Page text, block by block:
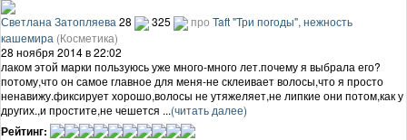
Светлана Затопляева 28 325 про Taft "Три погоды", нежность
кашемира (Косметика)
28 ноября 2014 в 22:02
лаком этой марки пользуюсь уже много-много лет.почему я выбрала его?
потому,что он самое главное для меня-не склеивает волосы,что я просто
ненавижу.фиксирует хорошо,волосы не утяжеляет,не липкие они потом,как у
других.,и простите,не чешется ...(читать далее)
Рейтинг: